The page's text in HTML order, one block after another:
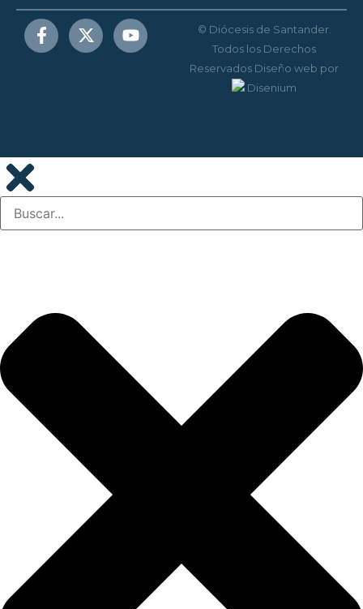
© Diócesis de Santander.
Todos los Derechos
Reservados Diseño web por
Disenium